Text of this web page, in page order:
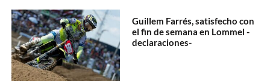
Guillem Farrés, satisfecho con
el fin de semana en Lommel -
declaraciones-